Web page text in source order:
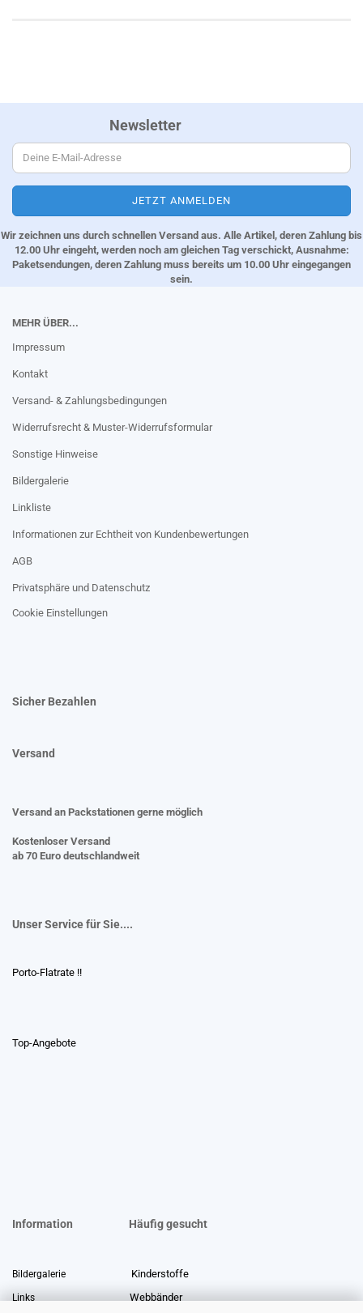
Newsletter
Wir zeichnen uns durch schnellen Versand aus. Alle Artikel, deren Zahlung bis
12.00 Uhr eingeht, werden noch am gleichen Tag verschickt, Ausnahme:
Paketsendungen, deren Zahlung muss bereits um 10.00 Uhr eingegangen
sein.
MEHR ÜBER...
Impressum
Kontakt
Versand- & Zahlungsbedingungen
Widerrufsrecht & Muster-Widerrufsformular
Sonstige Hinweise
Bildergalerie
Linkliste
Informationen zur Echtheit von Kundenbewertungen
AGB
Privatsphäre und Datenschutz
Cookie Einstellungen
Sicher Bezahlen
Versand
Versand an Packstationen gerne möglich
Kostenloser Versand
ab 70 Euro deutschlandweit
Unser Service für Sie....
Porto-Flatrate !!
Top-Angebote
Information Häufig gesucht
Bildergalerie Kinderstoffe
Links Webbänder